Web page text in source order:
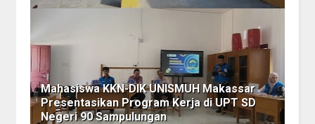
Mahasiswa KKN-DIK UNISMUH Makassar
Presentasikan Program Kerja di UPT SD
Negeri 90 Sampulungan